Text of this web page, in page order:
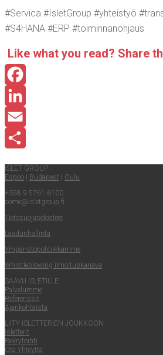
#Ser­vica #IsletGroup #yhteis­työ
#S4HANA #ERP #toi­min­na­noh­jaus
Like what you read? Sha­re
Facebook
LinkedIn
Email
ISLET GROUP
Espoo
Buda­pest
Oulu
+358 9 5761 6100
come@​isletgroup.​fi
Tie­to­suo­ja­se­los­teet
Laa­dun­hal­lin­ta
Ympä­ris­tö­po­li­tiik­kam­me
Whist­le­blowing ilmoituskanava
SAA­VU ISLETILLE
Pal­ve­lum­me
Refe­rens­sit
Ajan­koh­tais­ta
LII­TY ISLET­TE­RIEN JOUKKOON
Islet­te­rit
Rek­ry­toin­ti
Ota Yhteyt­tä